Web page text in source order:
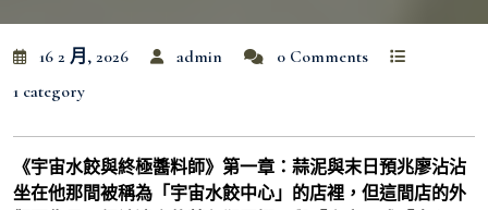
16 2 月, 2026 admin
0 Comments
1 category
《宇宙水餃與終極醬料師》第一章：蒜泥與末日預兆廖沾沾
坐在他那間被稱為「宇宙水餃中心」的店裡，但這間店的外